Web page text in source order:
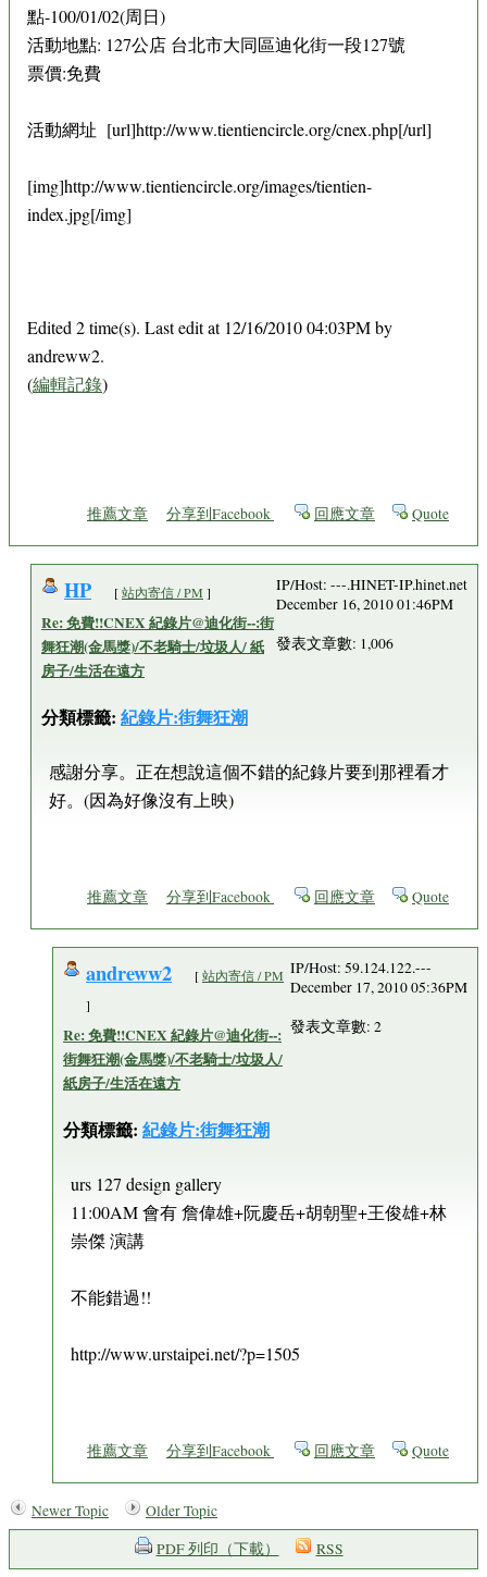
點-100/01/02(周日)
活動地點: 127公店 台北市大同區迪化街一段127號
票價:免費
活動網址 [url]http://www.tientiencircle.org/cnex.php[/url]
[img]http://www.tientiencircle.org/images/tientien-
index.jpg[/img]
Edited 2 time(s). Last edit at 12/16/2010 04:03PM by
andreww2.
(編輯記錄)
推薦文章 分享到Facebook 回應文章 Quote
HP [站內寄信 / PM ]
Re: 免費!!CNEX 紀錄片@迪化街--:街
舞狂潮(金馬獎)/不老騎士/垃圾人/ 紙
房子/生活在遠方
分類標籤: 紀錄片:街舞狂潮
IP/Host: ---.HINET-IP.hinet.net
December 16, 2010 01:46PM
發表文章數: 1,006
感謝分享。正在想說這個不錯的紀錄片要到那裡看才
好。(因為好像沒有上映)
推薦文章 分享到Facebook 回應文章 Quote
andreww2 [站內寄信 / PM
]
Re: 免費!!CNEX 紀錄片@迪化街--:
街舞狂潮(金馬獎)/不老騎士/垃圾人/
紙房子/生活在遠方
分類標籤: 紀錄片:街舞狂潮
IP/Host: 59.124.122.---
December 17, 2010 05:36PM
發表文章數: 2
urs 127 design gallery
11:00AM 會有 詹偉雄+阮慶岳+胡朝聖+王俊雄+林
崇傑 演講
不能錯過!!
http://www.urstaipei.net/?p=1505
推薦文章 分享到Facebook 回應文章 Quote
Newer Topic
Older Topic
PDF 列印（下載）
RSS